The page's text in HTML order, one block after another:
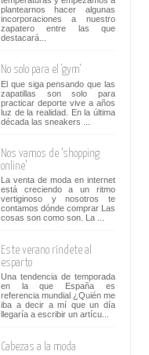
plantearnos hacer algunas
incorporaciones a nuestro
zapatero entre las que
destacará...
No solo para el 'gym'
El que siga pensando que las
zapatillas son solo para
practicar deporte vive a años
luz de la realidad. En la última
década las sneakers ...
Nos vamos de ‘shopping
online’
La venta de moda en internet
está creciendo a un ritmo
vertiginoso y nosotros te
contamos dónde comprar Las
cosas son como son. La ...
Este verano ríndete al
esparto
Una tendencia de temporada
en la que España es
referencia mundial ¿Quién me
iba a decir a mí que un día
llegaría a escribir un artícu...
Cabezas a la moda